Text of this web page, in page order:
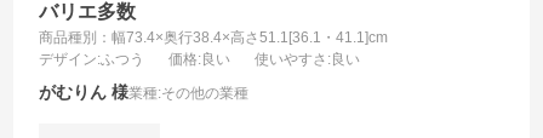
バリエ多数
商品種別：幅73.4×奥行38.4×高さ51.1[36.1・41.1]cm
デザイン:ふつう 価格:良い 使いやすさ :良い
がむりん 業種:その他の業種